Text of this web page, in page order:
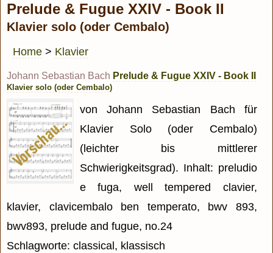
Prelude & Fugue XXIV - Book II
Klavier solo (oder Cembalo)
Home > Klavier
Johann Sebastian Bach Prelude & Fugue XXIV - Book II
Klavier solo (oder Cembalo)
von Johann Sebastian Bach für
Klavier Solo (oder Cembalo)
(leichter bis mittlerer
Schwierigkeitsgrad). Inhalt: preludio
e fuga, well tempered clavier,
klavier, clavicembalo ben temperato, bwv 893,
bwv893, prelude and fugue, no.24
Schlagworte: classical, klassisch